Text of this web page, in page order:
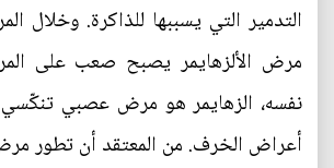
التدمير التي يسببها للذاكرة. وخلال
مرض الألزهايمر يصبح صعب على
نفسه، الزهايمر هو مرض عصبي
أعراض الخرف. من المعتقد أن تطور